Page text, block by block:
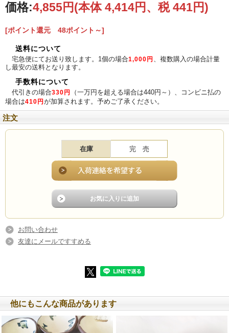
シロハラクイナとは
ーブ、湿地などに生息し
クワッ」と鳴きながら歩
き回っている。
石垣島では、市街地を少
まり頭が良くはないよう
ンッと飛び出して来て
ックを起こしたようにい
という特徴がある。
ドライバーの方、もしこ
生産者 -ビームパリ窯 嘉陽 恵美子-
価格:4,855円(本体 4,414円、税 441円)
[ポイント還元 48ポイント～]
送料について
宅急便にてお送り致します。1個の場合1,000円 、複数購入の場合計量
し最安の送料となります。
手数料について
代引きの場合330円
（一万円を超える場合は440円～）、コンビニ払の
場合は410円 が加算されます。予めご了承ください。
注文
在庫 完 売
お問い合わせ
友達にメールですすめる
他にもこんな商品があります